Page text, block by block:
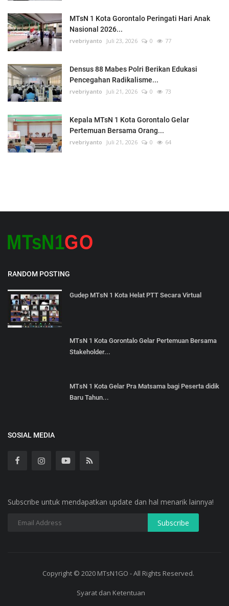
MTsN 1 Kota Gorontalo Peringati Hari Anak
Nasional 2026...
rvebriyanto Juli 23, 2026 0 77
Densus 88 Mabes Polri Berikan Edukasi
Pencegahan Radikalisme...
rvebriyanto Juli 21, 2026 0 73
Kepala MTsN 1 Kota Gorontalo Gelar
Pertemuan Bersama Orang...
rvebriyanto Juli 21, 2026 0 64
RANDOM POSTING
Gudep MTsN 1 Kota Helat PTT Secara Virtual
MTsN 1 Kota Gorontalo Gelar Pertemuan Bersama
Stakeholder...
MTsN 1 Kota Gelar Pra Matsama bagi Peserta didik
Baru Tahun...
SOSIAL MEDIA
Subscribe untuk mendapatkan update dan hal menarik lainnya!
Copyright © 2020 MTsN1GO - All Rights Reserved.
Syarat dan Ketentuan